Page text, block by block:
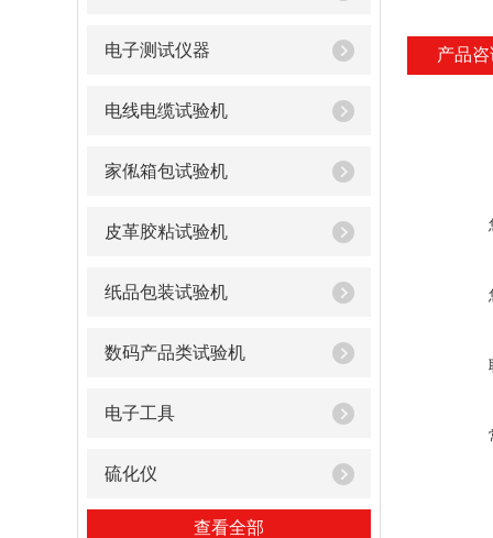
电子测试仪器
电线电缆试验机
家俬箱包试验机
皮革胶粘试验机
纸品包装试验机
数码产品类试验机
电子工具
硫化仪
查看全部
产品